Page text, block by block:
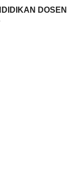
DOSEN